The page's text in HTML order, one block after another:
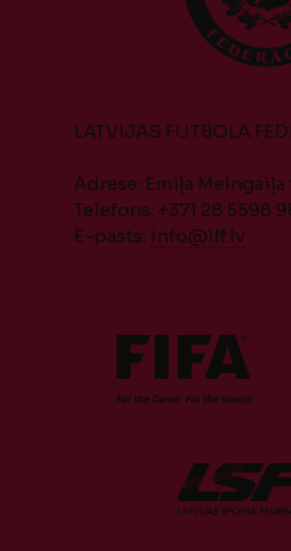
LATVIJAS FUTBOLA
Adrese: Emiļa Melngaiļa
Telefons: +371 28 5598
E-pasts: info@lff.lv